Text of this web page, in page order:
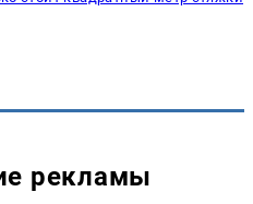
рекламы